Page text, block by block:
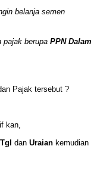
belanja semen
pajak berupa PPN Dalam
Pajak tersebut ?
kan,
dan Uraian kemudian